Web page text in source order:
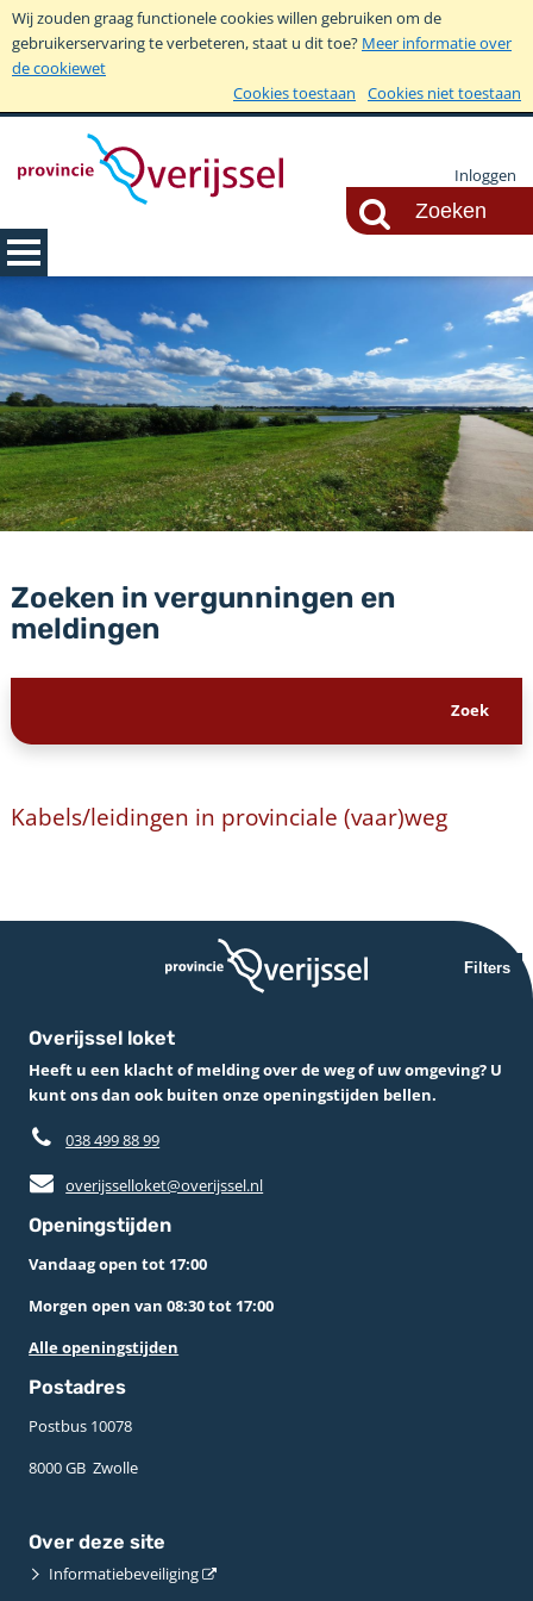
Wij zouden graag functionele cookies willen gebruiken om de
gebruikerservaring te verbeteren, staat u dit toe? Meer informatie over
de cookiewet
Cookies toestaan
Cookies niet toestaan
Inloggen
Zoeken in vergunningen en
meldingen
Kabels/leidingen in provinciale (vaar)weg
Filters
Overijssel loket
Heeft u een klacht of melding over de weg of uw omgeving? U
kunt ons dan ook buiten onze openingstijden bellen.
038 499 88 99
overijsselloket@overijssel.nl
Openingstijden
Vandaag open tot 17:00
Morgen open van 08:30 tot 17:00
Alle openingstijden
Postadres
Postbus 10078 ­
8000 GB ­ Zwolle
Over deze site
Informatiebeveiliging